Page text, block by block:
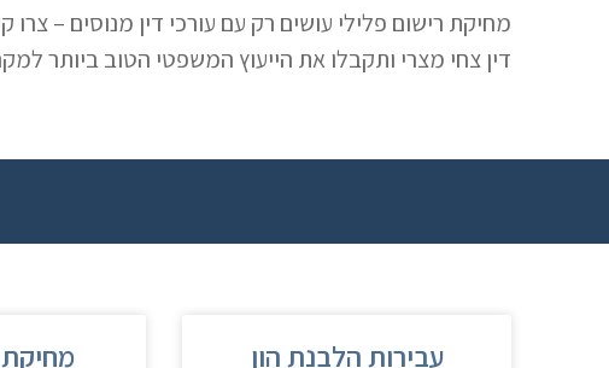
מחיקת רישום פלילי עושים רק עם עורכי דין מנוסים –
דין צחי מצרי ותקבלו את הייעוץ המשפטי הטוב ביותר
עבירות הלבנת הון